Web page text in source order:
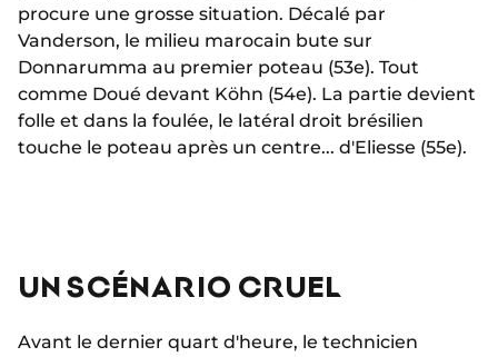
procure une grosse situation. Décalé par
Vanderson, le milieu marocain bute sur
Donnarumma au premier poteau (53e). Tout
comme Doué devant Köhn (54e). La partie devient
folle et dans la foulée, le latéral droit brésilien
touche le poteau après un centre... d'Eliesse (55e).
UN SCÉNARIO CRUEL
Avant le dernier quart d'heure, le technicien